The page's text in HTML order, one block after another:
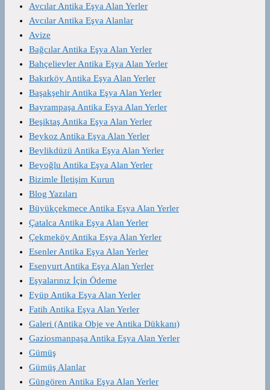
Avcılar Antika Eşya Alan Yerler
Avcılar Antika Eşya Alanlar
Avize
Bağcılar Antika Eşya Alan Yerler
Bahçelievler Antika Eşya Alan Yerler
Bakırköy Antika Eşya Alan Yerler
Başakşehir Antika Eşya Alan Yerler
Bayrampaşa Antika Eşya Alan Yerler
Beşiktaş Antika Eşya Alan Yerler
Beykoz Antika Eşya Alan Yerler
Beylikdüzü Antika Eşya Alan Yerler
Beyoğlu Antika Eşya Alan Yerler
Bizimle İletişim Kurun
Blog Yazıları
Büyükçekmece Antika Eşya Alan Yerler
Çatalca Antika Eşya Alan Yerler
Çekmeköy Antika Eşya Alan Yerler
Esenler Antika Eşya Alan Yerler
Esenyurt Antika Eşya Alan Yerler
Eşyalarınız İçin Ödeme
Eyüp Antika Eşya Alan Yerler
Fatih Antika Eşya Alan Yerler
Galeri (Antika Obje ve Antika Dükkanı)
Gaziosmanpaşa Antika Eşya Alan Yerler
Gümüş
Gümüş Alanlar
Güngören Antika Eşya Alan Yerler